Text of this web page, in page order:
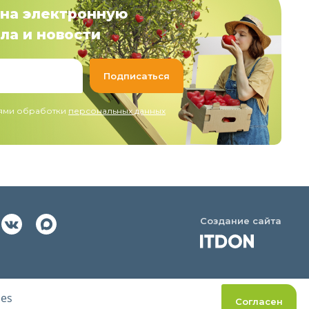
электронную
и новости
обработки персональных данных
Создание сайта
Согласен